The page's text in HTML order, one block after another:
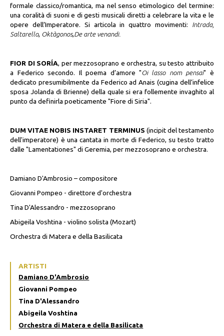
formale classico/romantica, ma nel senso etimologico del termine:
una coralità di suoni e di gesti musicali diretti a celebrare la vita e le
opere dell’Imperatore. Si articola in quattro movimenti: Intrada,
Saltarello, Oktàgonos,De arte venandi.
FIOR DI SORÍA, per mezzosoprano e orchestra, su testo attribuito
a Federico secondo. Il poema d’amore "Oi lasso nom pensai" è
dedicato presumibilmente da Federico ad Anais (cugina dell’infelice
sposa Jolanda di Brienne) della quale si era follemente invaghito al
punto da definirla poeticamente "Fiore di Siria".
DUM VITAE NOBIS INSTARET TERMINUS (incipit del testamento
dell'imperatore) è una cantata in morte di Federico, su testo tratto
dalle "Lamentationes" di Geremia, per mezzosoprano e orchestra.
Damiano D'Ambrosio – compositore
Giovanni Pompeo - direttore d'orchestra
Tina D'Alessandro - mezzosoprano
Abigeila Voshtina - violino solista (Mozart)
Orchestra di Matera e della Basilicata
ARTISTI
Damiano D'Ambrosio
Giovanni Pompeo
Tina D'Alessandro
Abigeila Voshtina
Orchestra di Matera e della Basilicata